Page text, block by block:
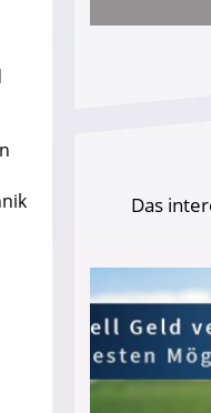
man es und wie viel?
Das